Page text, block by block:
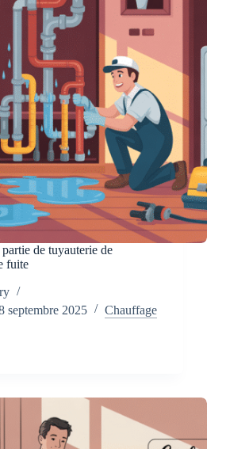
de tuyauterie de
fuite
septembre 2025 Chauffage